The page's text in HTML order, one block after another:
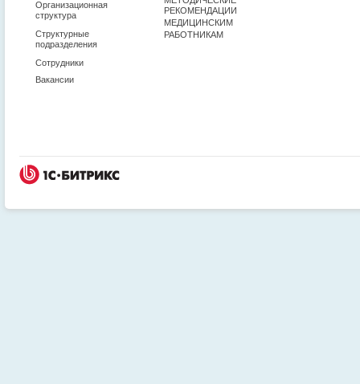
Организационная
структура
Структурные
подразделения
Сотрудники
Вакансии
РЕКОМЕНДАЦИИ
МЕДИЦИНСКИМ
РАБОТНИКАМ